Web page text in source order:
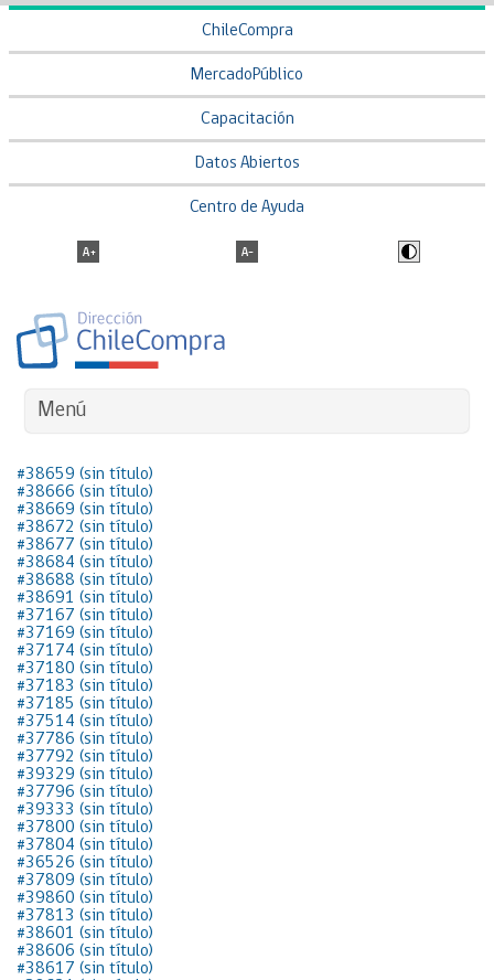
ChileCompra
MercadoPúblico
Capacitación
Datos Abiertos
Centro de Ayuda
Menú
#38659 (sin título)
#38666 (sin título)
#38669 (sin título)
#38672 (sin título)
#38677 (sin título)
#38684 (sin título)
#38688 (sin título)
#38691 (sin título)
#37167 (sin título)
#37169 (sin título)
#37174 (sin título)
#37180 (sin título)
#37183 (sin título)
#37185 (sin título)
#37514 (sin título)
#37786 (sin título)
#37792 (sin título)
#39329 (sin título)
#37796 (sin título)
#39333 (sin título)
#37800 (sin título)
#37804 (sin título)
#36526 (sin título)
#37809 (sin título)
#39860 (sin título)
#37813 (sin título)
#38601 (sin título)
#38606 (sin título)
#38617 (sin título)